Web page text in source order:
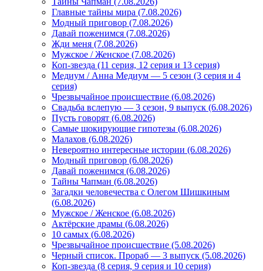
Главные тайны мира (7.08.2026)
Модный приговор (7.08.2026)
Давай поженимся (7.08.2026)
Жди меня (7.08.2026)
Мужское / Женское (7.08.2026)
Коп-звезда (11 серия, 12 серия и 13 серия)
Медиум / Анна Медиум — 5 сезон (3 серия и 4
серия)
Чрезвычайное происшествие (6.08.2026)
Свадьба вслепую — 3 сезон, 9 выпуск (6.08.2026)
Пусть говорят (6.08.2026)
Самые шокирующие гипотезы (6.08.2026)
Малахов (6.08.2026)
Невероятно интересные истории (6.08.2026)
Модный приговор (6.08.2026)
Давай поженимся (6.08.2026)
Тайны Чапман (6.08.2026)
Загадки человечества с Олегом Шишкиным
(6.08.2026)
Мужское / Женское (6.08.2026)
Актёрские драмы (6.08.2026)
10 самых (6.08.2026)
Чрезвычайное происшествие (5.08.2026)
Черный список. Прораб — 3 выпуск (5.08.2026)
Коп-звезда (8 серия, 9 серия и 10 серия)